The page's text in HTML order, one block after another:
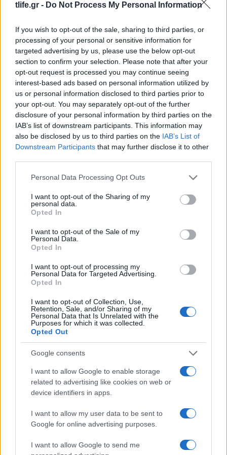
tlife.gr - Do Not Process My Personal Information
If you wish to opt-out of the sale, sharing to third parties, or
processing of your personal or sensitive information for
targeted advertising by us, please use the below opt-out
section to confirm your selection. Please note that after your
opt-out request is processed you may continue seeing
interest-based ads based on personal information utilized by
us or personal information disclosed to third parties prior to
your opt-out. You may separately opt-out of the further
disclosure of your personal information by third parties on the
IAB’s list of downstream participants. This information may
also be disclosed by us to third parties on the IAB’s List of
Downstream Participants that may further disclose it to other
Please note that this website/app uses one or more Google
not limited to your visit or usage behaviour. You may click to
grant or deny consent to Google and its third-party tags to
use your data for below specified purposes in below Google
consent section.
Personal Data Processing Opt Outs
I want to opt-out of the Sharing of my
personal data.
Opted In
I want to opt-out of the Sale of my
Personal Data.
Opted In
I want to opt-out of processing my
Personal Data for Targeted Advertising.
Opted In
I want to opt-out of Collection, Use,
Retention, Sale, and/or Sharing of my
Personal Data that Is Unrelated with the
Purposes for which it was collected.
Opted Out
Google consents
I want to allow Google to enable storage
related to advertising like cookies on web or
device identifiers in apps.
I want to allow my user data to be sent to
Google for online advertising purposes.
I want to allow Google to send me
Οι μικρές, διακοσμητικές αλλαγές που
απογειώνουν τα δείπνα στο μπαλκόνι
04.08.2026
Γιώργος Λιάγκας – Μαρία Αντωνά: Το
φωτογραφικό άλμπουμ από τις διακοπές τους
στη Μύκονο
06.08.2026